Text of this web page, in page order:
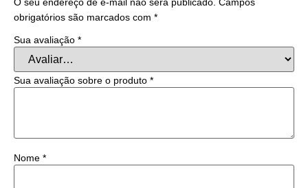
obrigatórios são marcados com *
Sua avaliação *
Sua avaliação sobre o produto *
Nome *